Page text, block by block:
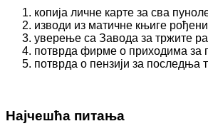
копија личне карте за сва
изводи из матичне књиге
уверење са Завода за тржите
потврда фирме о приходима за
потврда о пензији за последња
Најчешћа питања